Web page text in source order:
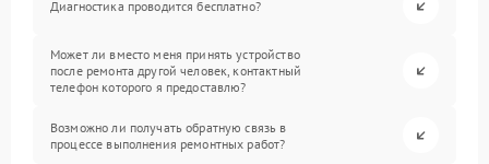
Диагностика проводится бесплатно?
Может ли вместо меня принять устройство
после ремонта другой человек, контактный
телефон которого я предоставлю?
Возможно ли получать обратную связь в
процессе выполнения ремонтных работ?